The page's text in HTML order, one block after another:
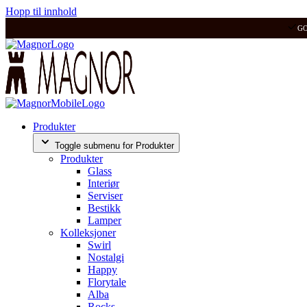
Hopp til innhold
Produkter
Toggle submenu for Produkter
Produkter
Glass
Interiør
Serviser
Bestikk
Lamper
Kolleksjoner
Swirl
Nostalgi
Happy
Florytale
Alba